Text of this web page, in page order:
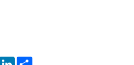
LinkedIn